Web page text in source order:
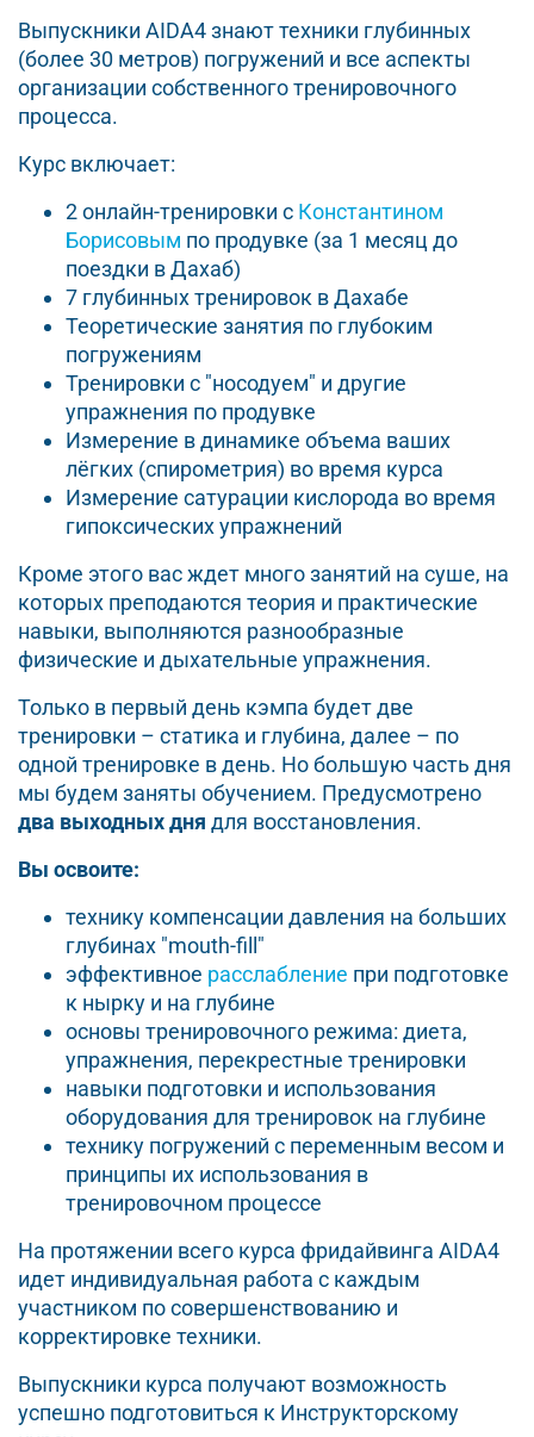
Выпускники AIDA4 знают техники глубинных
(более 30 метров) погружений и все аспекты
организации собственного тренировочного
процесса.
Курс включает:
2 онлайн-тренировки с Константином
Борисовым по продувке (за 1 месяц до
поездки в Дахаб)
7 глубинных тренировок в Дахабе
Теоретические занятия по глубоким
погружениям
Тренировки с "носодуем" и другие
упражнения по продувке
Измерение в динамике объема ваших
лёгких (спирометрия) во время курса
Измерение сатурации кислорода во время
гипоксических упражнений
Кроме этого вас ждет много занятий на суше, на
которых преподаются теория и практические
навыки, выполняются разнообразные
физические и дыхательные упражнения.
Только в первый день кэмпа будет две
тренировки – статика и глубина, далее – по
одной тренировке в день. Но большую часть дня
мы будем заняты обучением. Предусмотрено
два выходных дня для восстановления.
Вы освоите:
технику компенсации давления на больших
глубинах "mouth-fill"
эффективное расслабление при подготовке
к нырку и на глубине
основы тренировочного режима: диета,
упражнения, перекрестные тренировки
навыки подготовки и использования
оборудования для тренировок на глубине
технику погружений с переменным весом и
принципы их использования в
тренировочном процессе
На протяжении всего курса фридайвинга AIDA4
идет индивидуальная работа с каждым
участником по совершенствованию и
корректировке техники.
Выпускники курса получают возможность
успешно подготовиться к Инструкторскому